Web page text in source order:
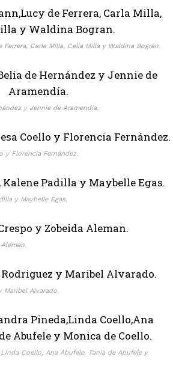
Ferrera, Carla Milla, Celia Milla y Waldina Bográn.
y Jennie de Aramendía.
y Florencia Fernández.
y Maybelle Egas.
Maribel Alvarado.
Coello, Ana Abufele, Tania de Abufele y